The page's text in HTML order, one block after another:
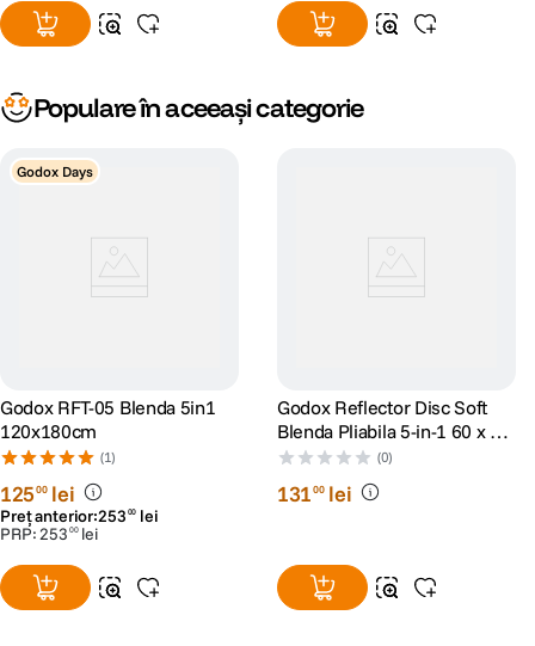
Populare în aceeași categorie
Godox Days
Godox RFT-05 Blenda 5in1
120x180cm
(1)
12500 lei
Preț anterior:253 00 lei
PRP:253 00 lei
Godox Reflector Disc Soft
Blenda Pliabila 5-in-1 60 x 90
cm
(0)
13100 lei